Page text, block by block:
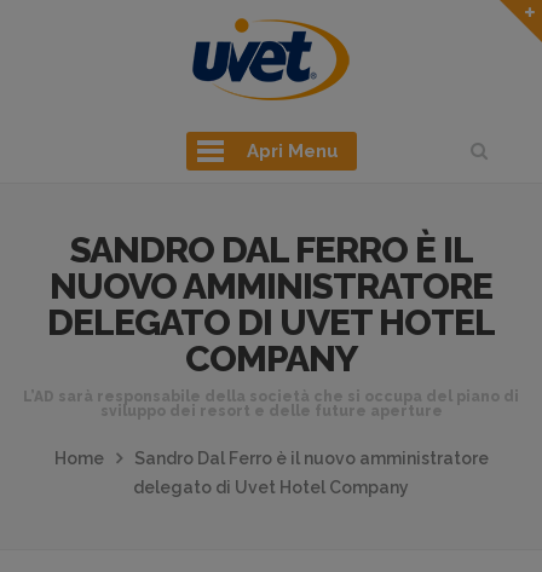
Apri Menu
SANDRO DAL FERRO È IL
NUOVO AMMINISTRATORE
DELEGATO DI UVET HOTEL
COMPANY
L’AD sarà responsabile della società che si occupa del piano di
sviluppo dei resort e delle future aperture
Home
Sandro Dal Ferro è il nuovo amministratore
delegato di Uvet Hotel Company